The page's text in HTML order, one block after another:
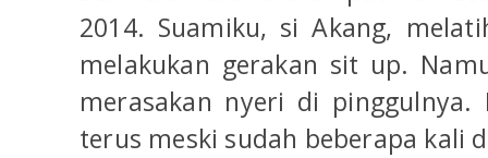
2014. Suamiku, si Akang,
melakukan gerakan sit up.
merasakan nyeri di
terus meski sudah beberapa kali